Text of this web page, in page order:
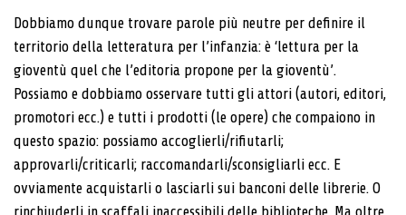
Dobbiamo dunque trovare parole più neutre per definire il
territorio della letteratura per l’infanzia: è ‘lettura per la
gioventù quel che l’editoria propone per la gioventù’.
Possiamo e dobbiamo osservare tutti gli attori (autori, editori,
promotori ecc.) e tutti i prodotti (le opere) che compaiono in
questo spazio: possiamo accoglierli/rifiutarli;
approvarli/criticarli; raccomandarli/sconsigliarli ecc. E
ovviamente acquistarli o lasciarli sui banconi delle librerie. O